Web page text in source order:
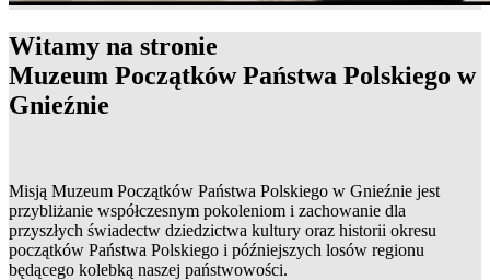
Witamy na stronie
Muzeum Początków Państwa Polskiego w
Gnieźnie
Misją Muzeum Początków Państwa Polskiego w Gnieźnie jest
przybliżanie współczesnym pokoleniom i zachowanie dla
przyszłych świadectw dziedzictwa kultury oraz historii okresu
początków Państwa Polskiego i późniejszych losów regionu
będącego kolebką naszej państwowości.